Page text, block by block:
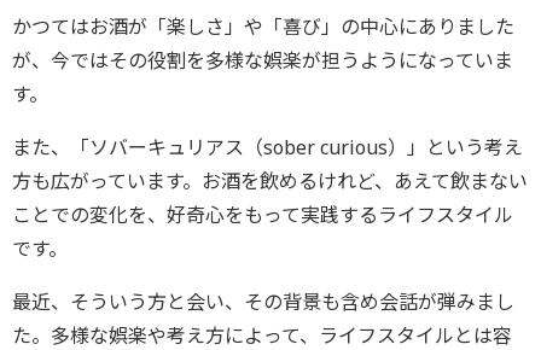
かつてはお酒が「楽しさ」や「喜び」の中心にありました
が、今ではその役割を多様な娯楽が担うようになっていま
す。
また、「ソバーキュリアス（sober curious）」という考え
方も広がっています。お酒を飲めるけれど、あえて飲まない
ことでの変化を、好奇心をもって実践するライフスタイル
です。
最近、そういう方と会い、その背景も含め会話が弾みまし
た。多様な娯楽や考え方によって、ライフスタイルとは容